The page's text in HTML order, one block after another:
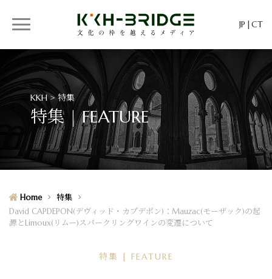
JP CT
KKH > 特集
特集 | FEATURE
Home
特集
David CAPDEPON(デヴィッド・カプデポン)：Mauzac(モーザック)の起
源とLimoux(リムー)スパークリングワインの変遷について
特集 | FEATURE